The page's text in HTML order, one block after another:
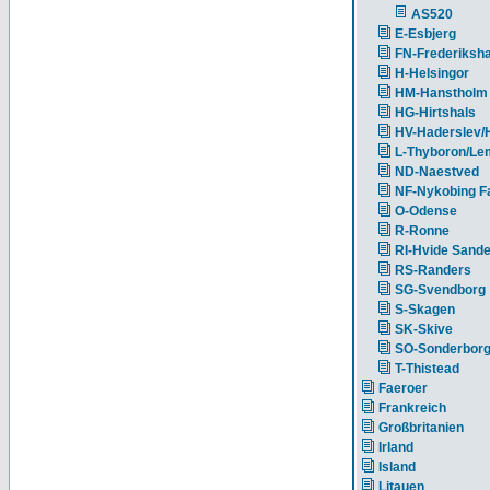
AS520
E-Esbjerg
FN-
H-Helsingor
HM-Hanstholm
HG-Hirtshals
HV-Haderslev/
L-Thyboron/
ND-Naestved
NF-Nykobing
O-Odense
R-Ronne
RI-Hvide Sande
RS-Randers
SG-Svendborg
S-Skagen
SK-Skive
SO-Sonderborg
T-Thistead
Faeroer
Frankreich
Großbritanien
Irland
Island
Litauen